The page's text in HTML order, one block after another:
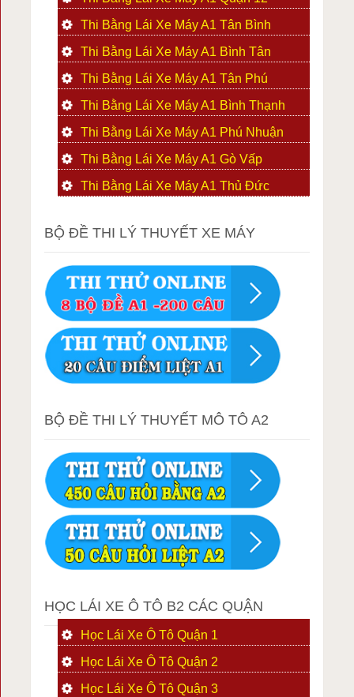
Thi Bằng Lái Xe Máy A1 Tân Bình
Thi Bằng Lái Xe Máy A1 Bình Tân
Thi Bằng Lái Xe Máy A1 Tân Phú
Thi Bằng Lái Xe Máy A1 Bình Thạnh
Thi Bằng Lái Xe Máy A1 Phú Nhuận
Thi Bằng Lái Xe Máy A1 Gò Vấp
Thi Bằng Lái Xe Máy A1 Thủ Đức
BỘ ĐỀ THI LÝ THUYẾT XE MÁY
BỘ ĐỀ THI LÝ THUYẾT MÔ TÔ A2
HỌC LÁI XE Ô TÔ B2 CÁC QUẬN
Học Lái Xe Ô Tô Quận 1
Học Lái Xe Ô Tô Quận 2
Học Lái Xe Ô Tô Quận 3